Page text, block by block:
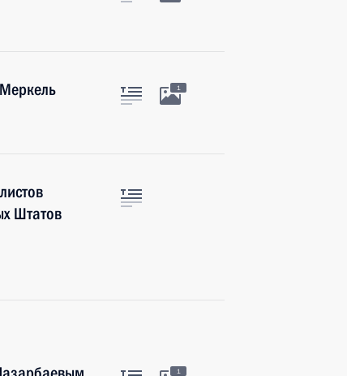
1
Штатов
1